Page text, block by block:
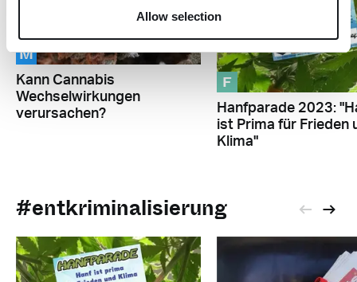
Allow selection
M
Kann Cannabis
Wechselwirkungen
verursachen?
F
Hanfparade 2023:
ist Prima für Frieden
Klima"
#entkriminalisierung